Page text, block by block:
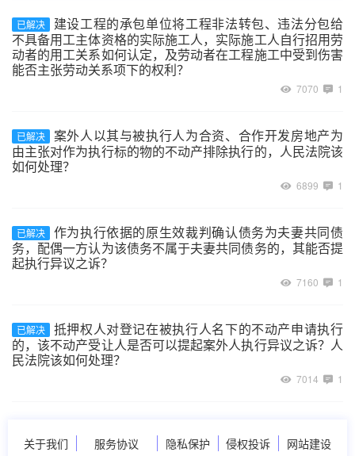
已解决
建设工程的承包单位将工程非法转包、违法分包给
不具备用工主体资格的实际施工人，实际施工人自行招用劳
动者的用工关系如何认定，及劳动者在工程施工中受到伤害
能否主张劳动关系项下的权利？
7070 1
已解决
案外人以其与被执行人为合资、合作开发房地产为
由主张对作为执行标的物的不动产排除执行的，人民法院该
如何处理？
6899 1
已解决
作为执行依据的原生效裁判确认债务为夫妻共同债
务，配偶一方认为该债务不属于夫妻共同债务的，其能否提
起执行异议之诉？
7160 1
已解决
抵押权人对登记在被执行人名下的不动产申请执行
的，该不动产受让人是否可以提起案外人执行异议之诉？人
民法院该如何处理？
7014 1
关于我们 服务协议 隐私保护 侵权投诉 网站建设